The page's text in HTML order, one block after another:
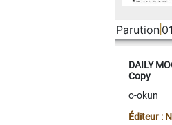
Parution
DAILY
Copy
o-okun
Éditeur :